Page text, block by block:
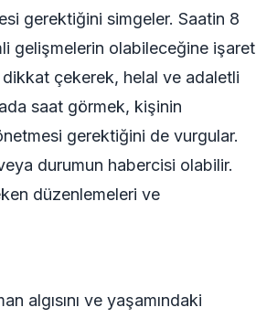
gerektiğini simgeler. Saatin 8
gelişmelerin olabileceğine işaret
çekerek, helal ve adaletli
saat görmek, kişinin
gerektiğini de vurgular.
durumun habercisi olabilir.
düzenlemeleri ve
algısını ve yaşamındaki